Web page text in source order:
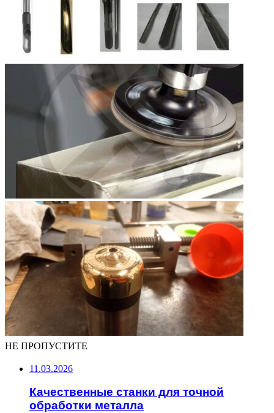
НЕ ПРОПУСТИТЕ
11.03.2026
Качественные станки для точной
обработки металла